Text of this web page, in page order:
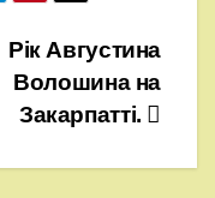
Рік Августина
Волошина на
Закарпатті.